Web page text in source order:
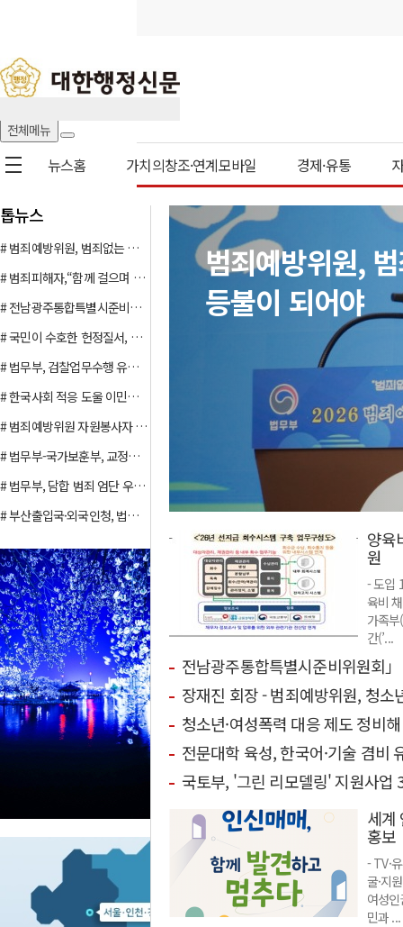
전체메뉴
뉴스홈 가치의창조·연계모바일 경제·유통
전체기사
정치
환경
기타
가치의창조·연계모바일 전체기사
만물상
페이스북
카카
경제·유통
기타
자치행정·자치경찰
서울
사회단체 전체기사
대한
대한변호사협회
보호
문화 전체기사
건강
연예
공연
법률정보 전체기사
법률
기타
광장 전체기사
오피
사설
기타
전체기사
민주
취업·창업 전체기사 취업
톱뉴스
# 범죄예방위원, 범죄없는 밝고 건강한 사회 … 등불이 되어야
# 범죄피해자,“함께 걸으며 상처 보듬다” 온·오프라인 적신 2만 3천 명의‘안심 발걸음’
# 전남광주통합특별시준비위원회」 공식 출범, 지역 균형발전의 새 장 연다
# 국민이 수호한 헌정질서, 인권과 법치를 이루다
# 법무부, 검찰업무수행 유공 정부 훈·포상 전수
# 한국사회 적응 도울 이민자 멘토 23명 새로 모셔
# 범죄예방위원 자원봉사자 활동 … 범죄예방 활동전개는 끝임 없이 전개되어야
# 법무부-국가보훈부, 교정공무원 예우 강화를 위한 국립묘지법 개정 협력 논의
# 법무부, 담합 범죄 엄단 우수 검사 표창
# 부산출입국·외국인청, 법무부 신규 감시정 `부산진호` 취항식 개최
범죄예방위원,
등불이 되어야
양육
원
- 도입
육비
가족
간(’...
전남광주통합특별시준비위원회
장재진 회장 - 범죄예방위원, 청소
청소년·여성폭력 대응 제도 정비
전문대학 육성, 한국어·기술 겸비
국토부, '그린 리모델링' 지원사
세계
홍보
- TV·
굴·지
여성
민과 ...
강서구, 가슴마다 피
어난 2천 송이 카네
이션...
강남구
홍보대
룹 ‘키키